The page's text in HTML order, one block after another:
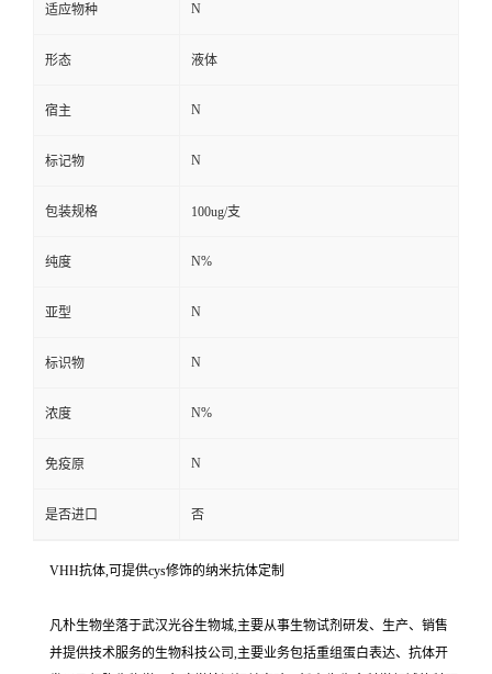
适应物种 N
形态 液体
宿主 N
标记物 N
包装规格 100ug/支
纯度 N%
亚型 N
标识物 N
浓度 N%
免疫原 N
是否进口 否
VHH抗体,可提供cys修饰的纳米抗体定制
凡朴生物坐落于武汉光谷生物城,主要从事生物试剂研发、生产、销售
并提供技术服务的生物科技公司,主要业务包括重组蛋白表达、抗体开